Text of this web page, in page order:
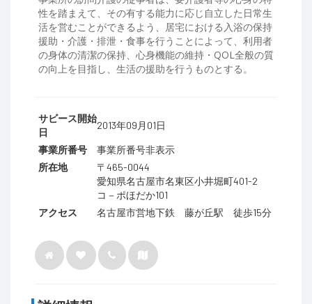
性を踏まえて、その有する能力に応じ自立した日常生
活を営むことができるよう、居宅における入浴の保持
援助・介護・排泄・食事を行うことによって、利用者
の身体の清潔の保持、心身機能の維持・QOL全般の質
の向上を目指し、生活の援助を行うものとする。
サビース開始
日
2013年09月01日
事業所番号
事業所番号非表示
所在地
〒465-0044
愛知県名古屋市名東区小井堀町401-2
コ－ポほだか101
アクセス
名古屋市営地下鉄 藤が丘駅 徒歩15分